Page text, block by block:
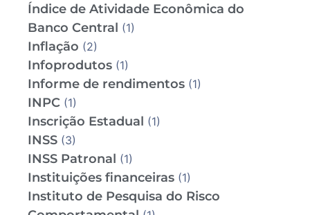
Índice de Atividade Econômica do
Banco Central (1)
Inflação (2)
Infoprodutos (1)
Informe de rendimentos (1)
INPC (1)
Inscrição Estadual (1)
INSS (3)
INSS Patronal (1)
Instituições financeiras (1)
Instituto de Pesquisa do Risco